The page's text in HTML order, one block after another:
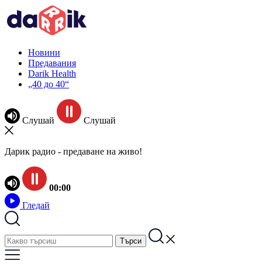
Новини
Предавания
Darik Health
„40 до 40“
Слушай Слушай
Дарик радио - предаване на живо!
00:00
Гледай